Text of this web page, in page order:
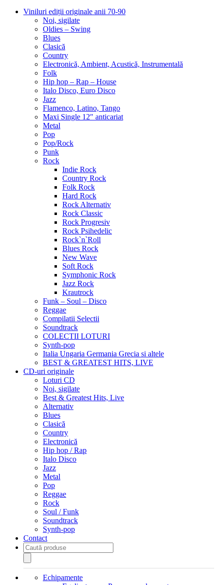
Viniluri ediții originale anii 70-90
Noi, sigilate
Oldies – Swing
Blues
Clasică
Country
Electronică, Ambient, Acustică, Instrumentală
Folk
Hip hop – Rap – House
Italo Disco, Euro Disco
Jazz
Flamenco, Latino, Tango
Maxi Single 12″ anticariat
Metal
Pop
Pop/Rock
Punk
Rock
Indie Rock
Country Rock
Folk Rock
Hard Rock
Rock Alternativ
Rock Classic
Rock Progresiv
Rock Psihedelic
Rock`n`Roll
Blues Rock
New Wave
Soft Rock
Symphonic Rock
Jazz Rock
Krautrock
Funk – Soul – Disco
Reggae
Compilatii Selectii
Soundtrack
COLECTII LOTURI
Synth-pop
Italia Ungaria Germania Grecia si altele
BEST & GREATEST HITS, LIVE
CD-uri originale
Loturi CD
Noi, sigilate
Best & Greatest Hits, Live
Alternativ
Blues
Clasică
Country
Electronică
Hip hop / Rap
Italo Disco
Jazz
Metal
Pop
Reggae
Rock
Soul / Funk
Soundtrack
Synth-pop
Contact
Products
search
Echipamente